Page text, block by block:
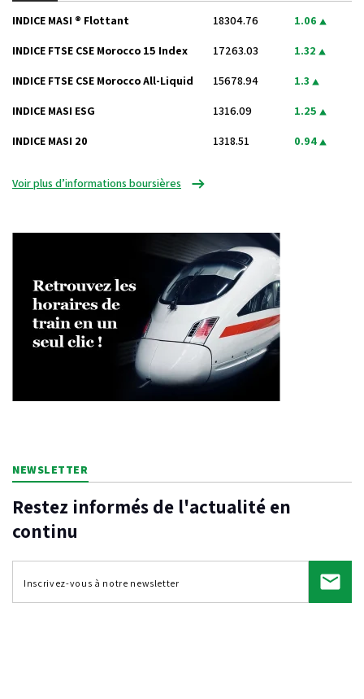
INDICE MASI ® Flottant 18304.76 1.06
INDICE FTSE CSE Morocco 15 Index 17263.03 1.32
INDICE FTSE CSE Morocco All-Liquid 15678.94 1.3
INDICE MASI ESG 1316.09 1.25
INDICE MASI 20 1318.51 0.94
Voir plus d’informations boursières
NEWSLETTER
Restez informés de l'actualité en
continu